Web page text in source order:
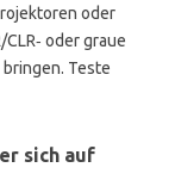
oder
oder graue
Teste
sich auf